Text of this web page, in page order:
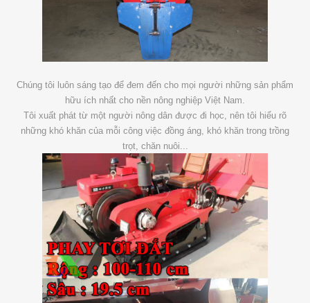
Chúng tôi luôn sáng tạo để đem đến cho mọi người những sản phẩm
hữu ích nhất cho nền nông nghiệp Việt Nam.
Tôi xuất phát từ một người nông dân được đi học, nên tôi hiểu rõ
những khó khăn của mỗi công việc đồng áng, khó khăn trong trồng
trọt, chăn nuôi...